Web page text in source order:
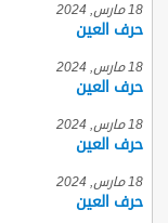
18 مارس, 2024
حرف العين
18 مارس, 2024
حرف العين
18 مارس, 2024
حرف العين
18 مارس, 2024
حرف العين